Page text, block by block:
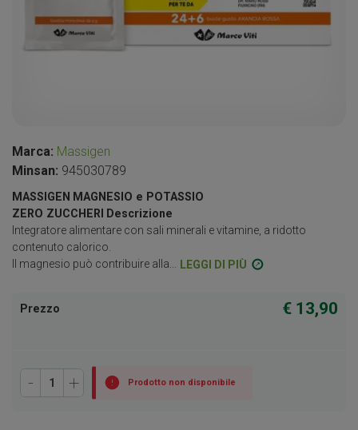
Marca: Massigen
Minsan: 945030789
MASSIGEN MAGNESIO e POTASSIO
ZERO ZUCCHERI
Descrizione
Integratore alimentare con sali minerali e vitamine, a ridotto
contenuto calorico.
Il magnesio può contribuire alla...
LEGGI DI PIÙ
€ 13,90
Prezzo
- + Prodotto non disponibile